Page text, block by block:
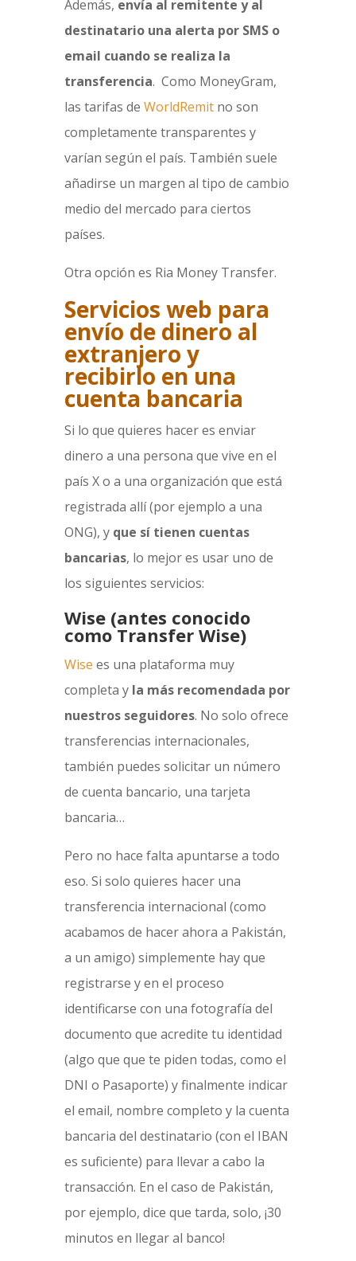
Además, envía al remitente y al
destinatario una alerta por SMS o
email cuando se realiza la
transferencia. Como MoneyGram,
las tarifas de WorldRemitno son
completamente transparentes y
varían según el país. También suele
añadirse un margen al tipo de cambio
medio del mercado para ciertos
países.
Otra opción es Ria Money Transfer.
Servicios web para
envío de dinero al
extranjero y
recibirlo en una
cuenta bancaria
Si lo que quieres hacer es enviar
dinero a una persona que vive en el
país X o a una organización que está
registrada allí (por ejemplo a una
ONG), y que sí tienen cuentas
bancarias, lo mejor es usar uno de
los siguientes servicios:
Wise (antes conocido
como Transfer Wise)
Wise es una plataforma muy
completa y la más recomendada por
nuestros seguidores. No solo ofrece
transferencias internacionales,
también puedes solicitar un número
de cuenta bancario, una tarjeta
bancaria…
Pero no hace falta apuntarse a todo
eso. Si solo quieres hacer una
transferencia internacional (como
acabamos de hacer ahora a Pakistán,
a un amigo) simplemente hay que
registrarse y en el proceso
identificarse con una fotografía del
documento que acredite tu identidad
(algo que que te piden todas, como el
DNI o Pasaporte) y finalmente indicar
el email, nombre completo y la cuenta
bancaria del destinatario (con el IBAN
es suficiente) para llevar a cabo la
transacción. En el caso de Pakistán,
por ejemplo, dice que tarda, solo, ¡30
minutos en llegar al banco!
NOTA A LOS USUARIOS: Utilizamos cookies solo con
fines estadísticos como casi todas las páginas web.